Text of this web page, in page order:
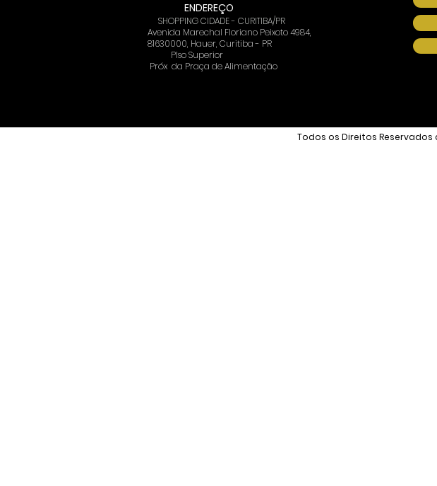
ENDEREÇO
SHOPPING CIDADE - CURITIBA/PR
Avenida Marechal Floriano Peixoto 4984,
81630000, Hauer, Curitiba - PR
PIso Superior
Próx da Praça de Alimentação
Todos os Direitos Reservados